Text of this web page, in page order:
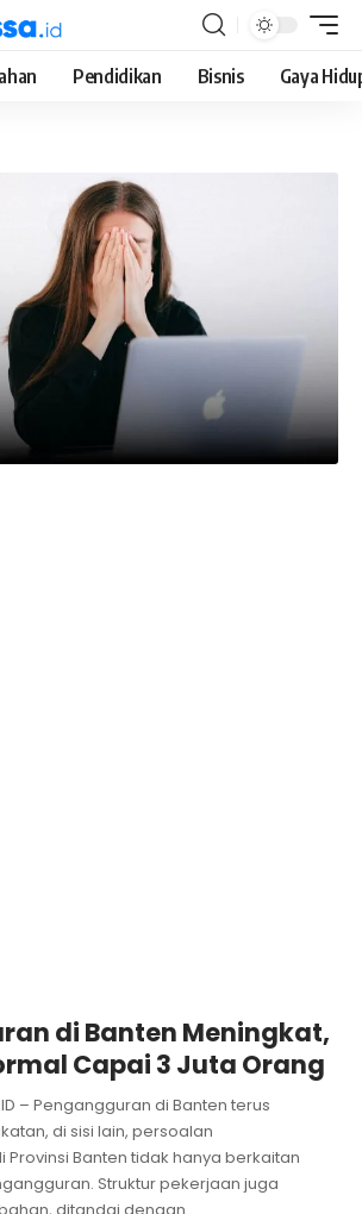
Pendidikan Bisnis Gaya
di Banten Meningkat,
Capai 3 Juta Orang
– Pengangguran di Banten terus
di sisi lain, persoalan
Banten tidak hanya berkaitan
Struktur pekerjaan juga